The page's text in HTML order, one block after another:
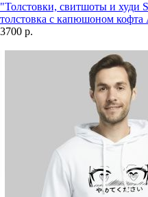
"Толстовки, свитшоты и худи
толстовка с капюшоном кофта
3700 р.